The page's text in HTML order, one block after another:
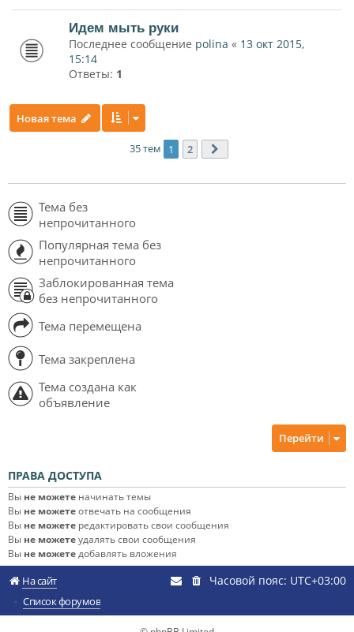
Идем мыть руки
Последнее сообщение polina « 13 окт 2015,
15:14
Ответы: 1
Новая тема
35 тем 1 2
Тема без
непрочитанного
Популярная тема без
непрочитанного
Заблокированная тема
без непрочитанного
Тема перемещена
Тема закреплена
Тема создана как
объявление
Перейти
ПРАВА ДОСТУПА
Вы не можете начинать темы
Вы не можетеотвечать на сообщения
Вы не можете редактировать свои сообщения
Вы не можетеудалять свои сообщения
Вы не можетедобавлять вложения
На сайт
Список форумов
Часовой пояс: UTC+03:00